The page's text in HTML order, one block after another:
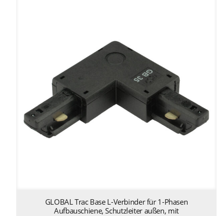
GLOBAL Trac Base L-Verbinder für 1-Phasen
Aufbauschiene, Schutzleiter außen, mit